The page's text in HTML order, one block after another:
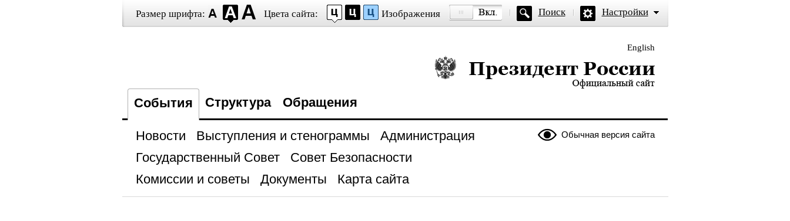
Размер шрифта: Цвета сайта: Изображения Поиск Настройки
English
Президент России — официальный сайт
События Структура Обращения
Обычная версия сайта
Новости Выступления и стенограммы
Администрация
Государственный Совет
Совет Безопасности
Комиссии и советы
Документы Карта сайта